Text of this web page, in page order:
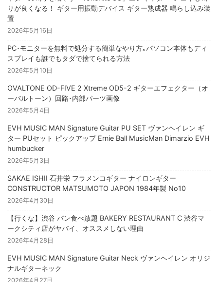
りが良くなる！ ギター用振動デバイス ギター熟成器 鳴らし込み装
置
2026年5月16日
PC･モニターを無料で処分する簡単なやり方｡パソコン本体もディ
スプレイも誰でもタダで捨てられる方法
2026年5月10日
OVALTONE OD-FIVE 2 Xtreme OD5-2 ギターエフェクター（オ
ーバルトーン）回路･内部パーツ画像
2026年5月4日
EVH MUSIC MAN Signature Guitar PU SET ヴァンヘイレン ギ
ター PUセット ピックアップ Ernie Ball MusicMan Dimarzio EVH
humbucker
2026年5月3日
SAKAE ISHII 石井栄 フラメンコギター ナイロンギター
CONSTRUCTOR MATSUMOTO JAPON 1984年製 No10
2026年4月30日
【行くな】渋谷 パン食べ放題 BAKERY RESTAURANT C 渋谷マ
ークシティ店がヤバイ、オススメしない理由
2026年4月28日
EVH MUSIC MAN Signature Guitar Neck ヴァンヘイレン オリジ
ナルギターネック
2026年4月27日